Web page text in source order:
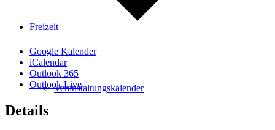
Freizeit
Veranstaltungskalender
Google Kalender
iCalendar
Outlook 365
Outlook Live
Details